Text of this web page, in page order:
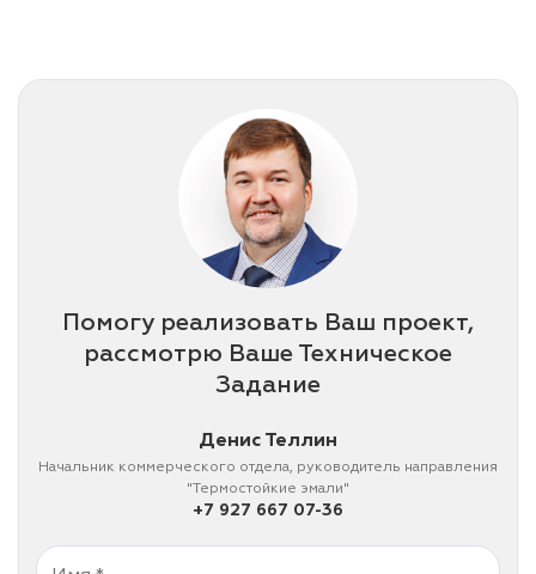
Помогу реализовать Ваш проект,
рассмотрю Ваше Техническое
Задание
Денис Теллин
Начальник коммерческого отдела, руководитель направления
"Термостойкие эмали"
+7 927 667 07-36